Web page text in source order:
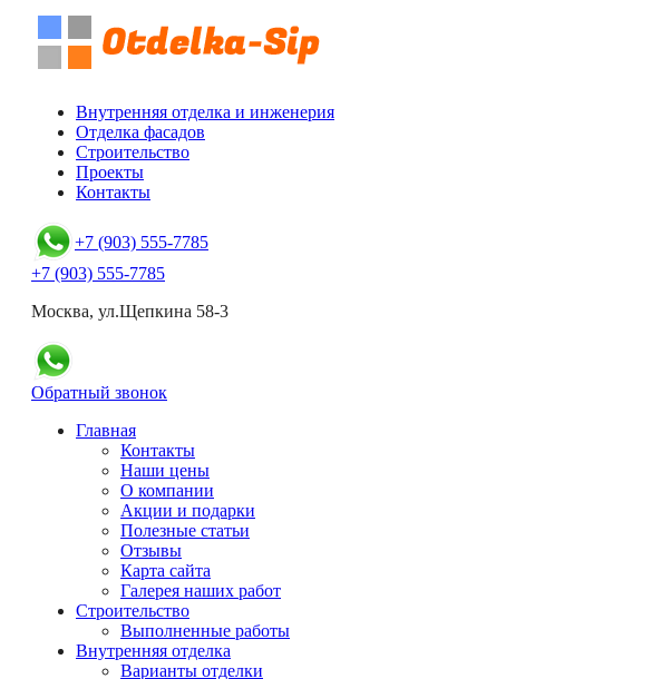
Внутренняя отделка и инженерия
Отделка фасадов
Строительство
Проекты
Контакты
+7 (903) 555-7785
+7 (903) 555-7785
Москва, ул.Щепкина 58-3
Обратный звонок
Главная
Контакты
Наши цены
О компании
Акции и подарки
Полезные статьи
Отзывы
Карта сайта
Галерея наших работ
Строительство
Выполненные работы
Внутренняя отделка
Варианты отделки